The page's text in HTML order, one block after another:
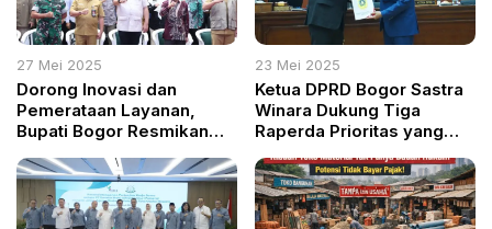
27 Mei 2025
Dorong Inovasi dan
Pemerataan Layanan,
Bupati Bogor Resmikan
Adminduk 2025
23 Mei 2025
Ketua DPRD Bogor Sastra
Winara Dukung Tiga
Raperda Prioritas yang